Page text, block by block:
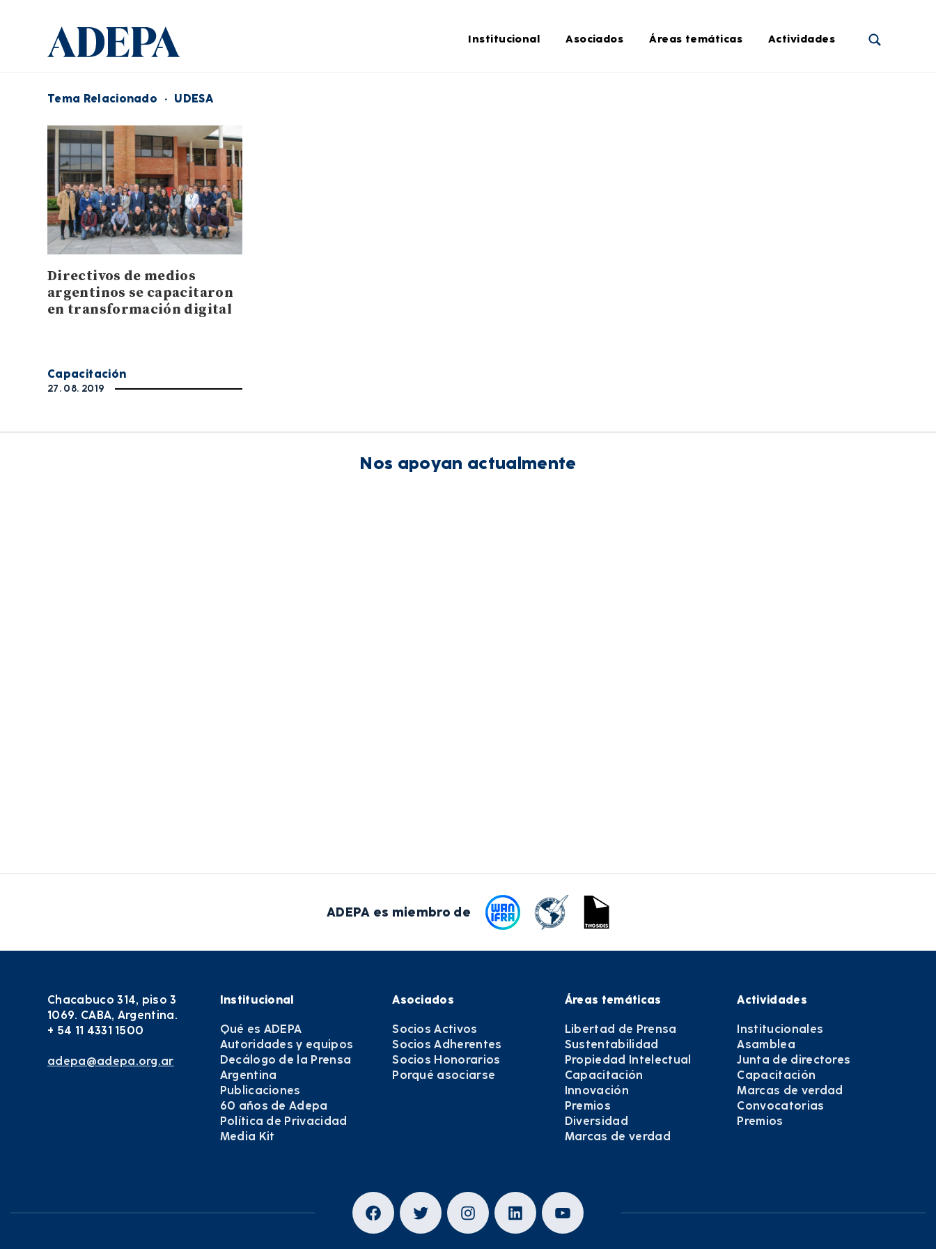
Institucional Asociados Áreas temáticas Actividades
Tema Relacionado · UDESA
Directivos de medios
argentinos se capacitaron
en transformación digital
Capacitación
27. 08. 2019
Nos apoyan actualmente
ADEPA es miembro de
Chacabuco 314, piso 3
1069. CABA, Argentina.
+ 54 11 4331 1500
adepa@adepa.org.ar
Institucional
Qué es ADEPA
Autoridades y equipos
Decálogo de la Prensa
Argentina
Publicaciones
60 años de Adepa
Política de Privacidad
Media Kit
Asociados
Socios Activos
Socios Adherentes
Socios Honorarios
Porqué asociarse
Áreas temáticas
Libertad de Prensa
Sustentabilidad
Propiedad Intelectual
Capacitación
Innovación
Premios
Diversidad
Marcas de verdad
Actividades
Institucionales
Asamblea
Junta de directores
Capacitación
Marcas de verdad
Convocatorias
Premios
Facebook
TwitterInstagram
LinkedInYouTube